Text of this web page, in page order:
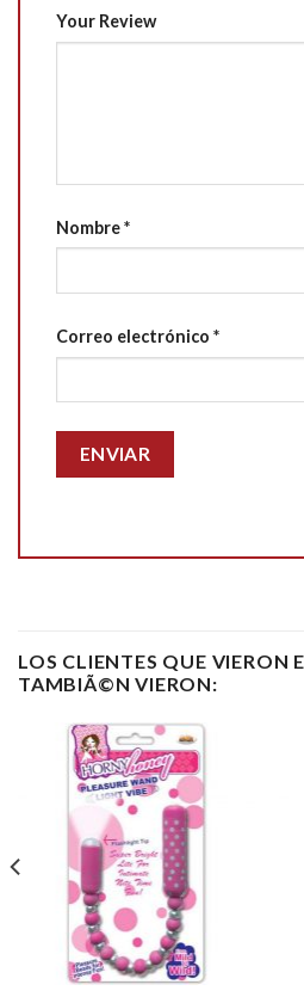
Your Review
Nombre*
Correo electrónico *
LOS CLIENTES QUE VIERON
TAMBIÃ©N VIERON: